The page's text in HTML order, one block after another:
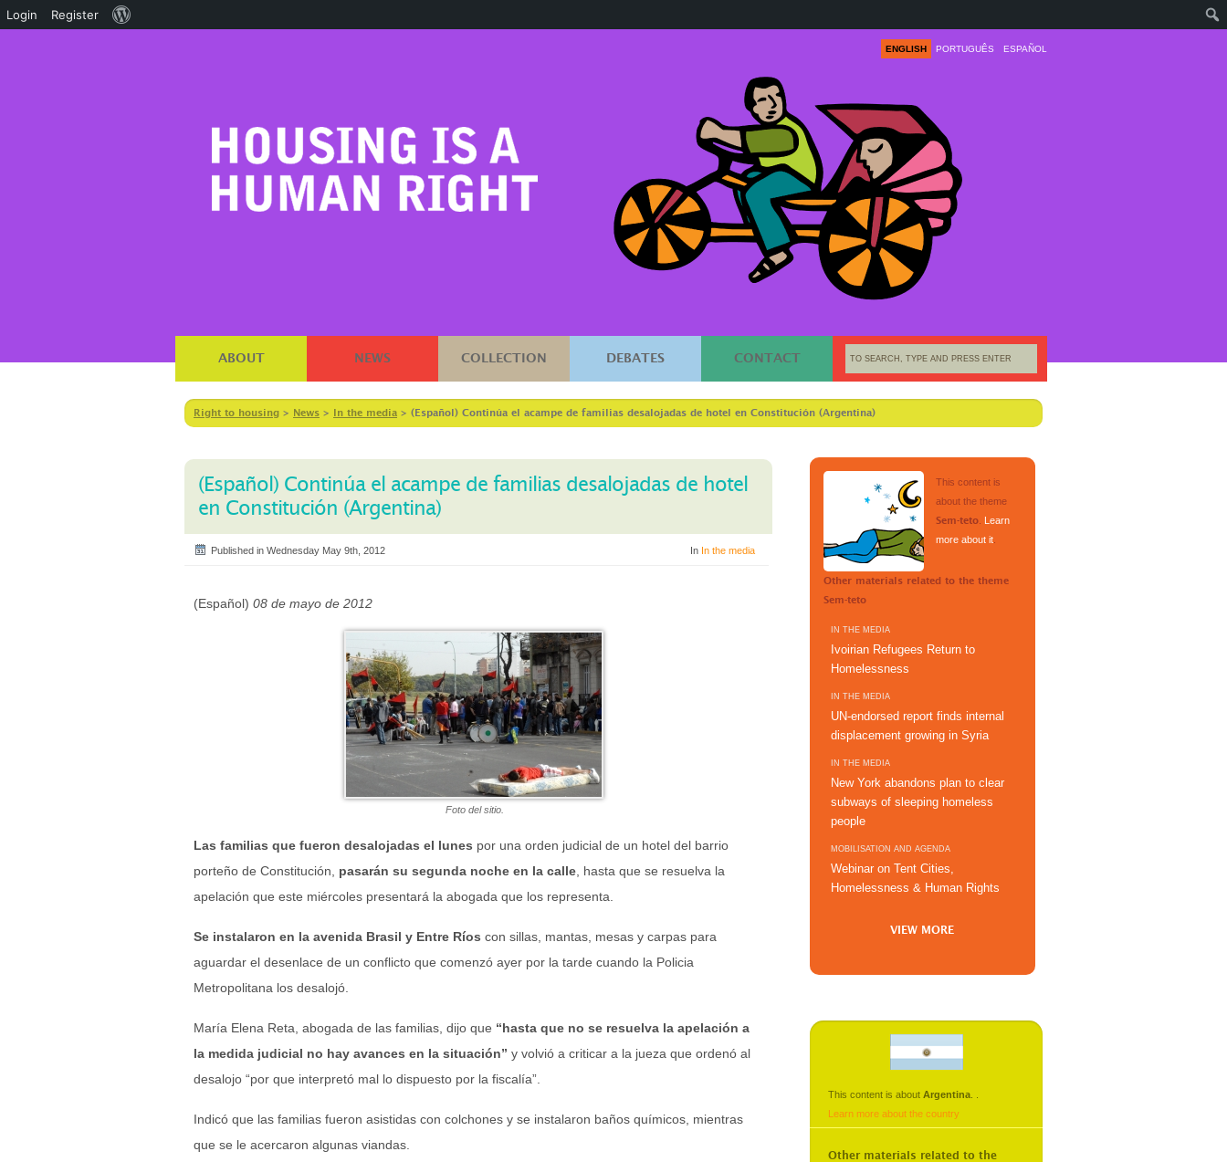
ENGLISH PORTUGUÊS ESPAÑOL
ABOUT NEWS COLLECTION DEBATES CONTACT
Right to housing > News > In the media > (Español) Continúa el acampe de familias desalojadas de hotel en Constitución (Argentina)
(Español) Continúa el acampe de familias desalojadas de hotel
en Constitución (Argentina)
Published in Wednesday May 9th, 2012 In In the media
(Español) 08 de mayo de 2012
Foto del sitio.
Las familias que fueron desalojadas el lunes por una orden judicial de un hotel del barrio
porteño de Constitución, pasarán su segunda noche en la calle , hasta que se resuelva la
apelación que este miércoles presentará la abogada que los representa.
Se instalaron en la avenida Brasil y Entre Ríos con sillas, mantas, mesas y carpas para
aguardar el desenlace de un conflicto que comenzó ayer por la tarde cuando la Policia
Metropolitana los desalojó.
María Elena Reta, abogada de las familias, dijo que “hasta que no se resuelva la apelación a
la medida judicial no hay avances en la situación” y volvió a criticar a la jueza que ordenó al
desalojo “por que interpretó mal lo dispuesto por la fiscalía”.
Indicó que las familias fueron asistidas con colchones y se instalaron baños químicos, mientras
que se le acercaron algunas viandas.
This content is
about the theme
Sem-teto
Learn
more about it
Other materials related to the theme
Sem-teto
IN THE MEDIA
Ivoirian Refugees Return to
Homelessness
IN THE MEDIA
UN-endorsed report finds internal
displacement growing in Syria
IN THE MEDIA
New York abandons plan to clear
subways of sleeping homeless
people
MOBILISATION AND AGENDA
Webinar on Tent Cities,
Homelessness & Human Rights
VIEW MORE
This content is about Argentina
Learn more about the country
Other materials related to the
Login Register